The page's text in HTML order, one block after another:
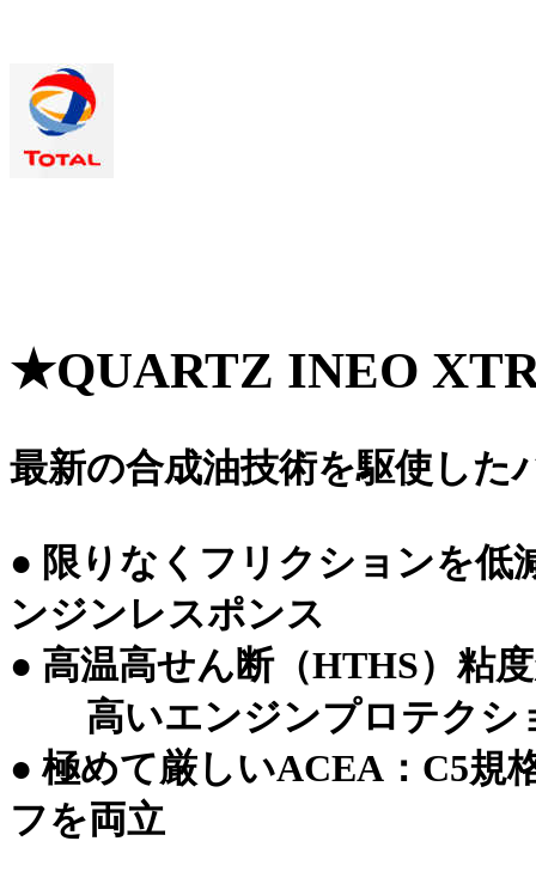
★QUARTZ INEO
最新の合成油技術を駆使した
● 限りなくフリクションを低
ンジンレスポンス
● 高温高せん断（HTHS）粘
高いエンジンプロテクシ
● 極めて厳しいACEA：C5規
フを両立